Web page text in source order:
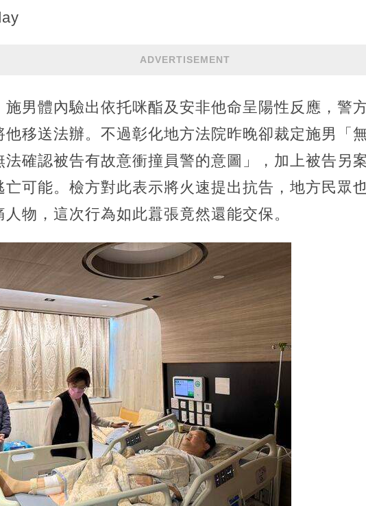
ADVERTISEMENT
男體內驗出依托咪酯及安非他命呈陽性反應，警
移送法辦。不過彰化地方法院昨晚卻裁定施男「
法確認被告有故意衝撞員警的意圖」，加上被告另
可能。檢方對此表示將火速提出抗告，地方民眾
物，這次行為如此囂張竟然還能交保。